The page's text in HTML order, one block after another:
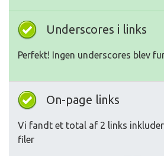
Underscores i links
Perfekt! Ingen underscores blev
On-page links
Vi fandt et total af 2 links
filer